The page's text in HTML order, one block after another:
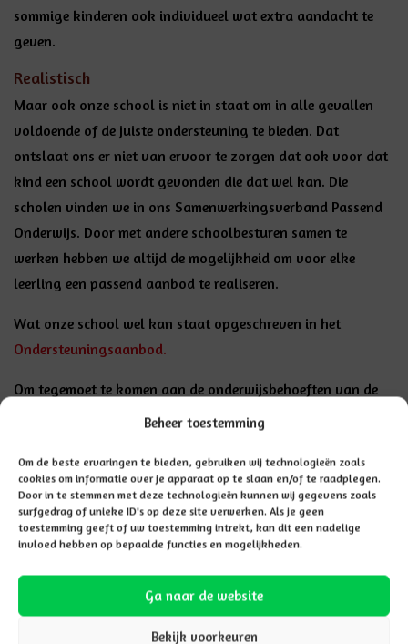
Beheer toestemming
Om de beste ervaringen te bieden, gebruiken wij technologieën zoals
cookies om informatie over je apparaat op te slaan en/of te raadplegen.
Door in te stemmen met deze technologieën kunnen wij gegevens zoals
surfgedrag of unieke ID's op deze site verwerken. Als je geen
toestemming geeft of uw toestemming intrekt, kan dit een nadelige
invloed hebben op bepaalde functies en mogelijkheden.
Ga naar de website
Bekijk voorkeuren
sommige kinderen ook individueel wat extra aandacht te
geven.
Realistisch
Maar ook onze school is niet in staat om in alle gevallen
voldoende of de juiste ondersteuning te bieden. Dat
ontslaat ons er niet van ervoor te zorgen dat ook voor dat
kind een school wordt gevonden die dat wel kan. Die
scholen vinden we in ons Samenwerkingsverband Passend
Onderwijs. Door met andere schoolbesturen samen te
werken hebben we altijd de mogelijkheid om voor elke
leerling een passend aanbod te realiseren.
Wat onze school wel kan staat opgeschreven in het
Ondersteuningsaanbod.
Om tegemoet te komen aan de onderwijsbehoeften van de
meer- en hoogbegaafde leerlingen is een
Aanmelden